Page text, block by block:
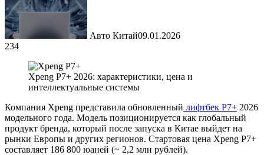
Авто Китай09.01.2026
234
Xpeng P7+ 2026: характеристики, цена и
интеллектуальные системы
Компания Xpeng представила обновленный лифтбек P7+ 2026
модельного года. Модель позиционируется как глобальный
продукт бренда, который после запуска в Китае выйдет на
рынки Европы и других регионов. Стартовая цена Xpeng P7+
составляет 186 800 юаней (~ 2,2 млн рублей).